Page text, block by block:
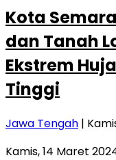
Kota
dan Tanah
Ekstrem
Tinggi
Jawa Tengah |
Kamis, 14 Maret